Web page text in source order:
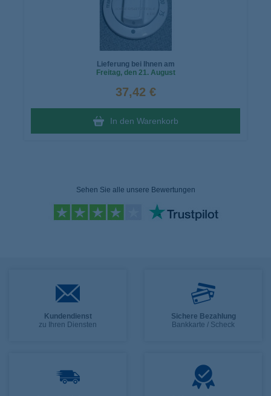
Lieferung bei Ihnen am
Freitag, den 21. August
37,42 €
In den Warenkorb
Sehen Sie alle unsere Bewertungen
Kundendienst
zu Ihren Diensten
Sichere Bezahlung
Bankkarte / Scheck